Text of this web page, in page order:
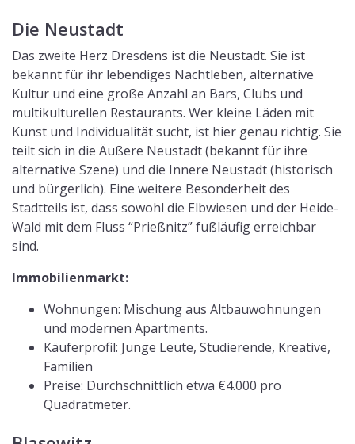
Die Neustadt
Das zweite Herz Dresdens ist die Neustadt. Sie ist
bekannt für ihr lebendiges Nachtleben, alternative
Kultur und eine große Anzahl an Bars, Clubs und
multikulturellen Restaurants. Wer kleine Läden mit
Kunst und Individualität sucht, ist hier genau richtig. Sie
teilt sich in die Äußere Neustadt (bekannt für ihre
alternative Szene) und die Innere Neustadt (historisch
und bürgerlich). Eine weitere Besonderheit des
Stadtteils ist, dass sowohl die Elbwiesen und der Heide-
Wald mit dem Fluss “Prießnitz” fußläufig erreichbar
sind.
Immobilienmarkt:
Wohnungen: Mischung aus Altbauwohnungen
und modernen Apartments.
Käuferprofil: Junge Leute, Studierende, Kreative,
Familien
Preise: Durchschnittlich etwa €4.000 pro
Quadratmeter.